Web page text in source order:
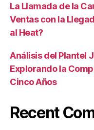
La Llamada de la
Ventas con la
al Heat?
Análisis del Plantel
Explorando la
Cinco Años
Recent